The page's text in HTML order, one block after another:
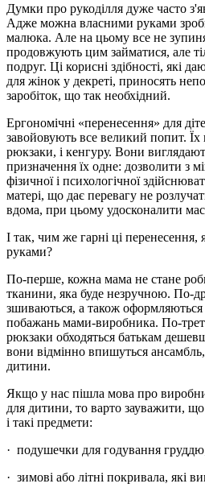
Думки про рукоділля дуже часто
Адже можна власними руками
малюка. Але на цьому все не
продовжують цим займатися, але
подруг. Ці корисні здібності, які
для жінок у декреті, приносять
заробіток, що так необхідний.
Ергономічні «перенесення» для
завойовують все великий попит. Їх
рюкзаки, і кенгуру. Вони
призначення їх одне: дозволити з
фізичної і психологічної
матері, що дає перевагу не
вдома, при цьому удосконалити
І так, чим же гарні ці перенесення,
руками?
По-перше, кожна мама не стане
тканини, яка буде незручною. По-
зшиваються, а також оформляються
побажань мами-виробника. По-
рюкзаки обходяться батькам
вони відмінно впишуться
дитини.
Якщо у нас пішла мова про
для дитини, то варто зауважити,
і такі предмети:
· подушечки для годування
· зимові або літні покривала, які